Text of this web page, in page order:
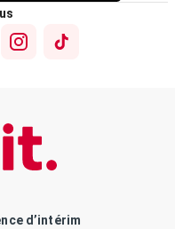
d’intérim